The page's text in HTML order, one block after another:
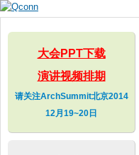
main
大会PPT下载
演讲视频排期
请关注ArchSummit北京2014
12月19~20日